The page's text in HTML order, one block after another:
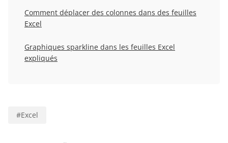
Comment déplacer des colonnes dans des feuilles
Excel
Graphiques sparkline dans les feuilles Excel
expliqués
#Excel